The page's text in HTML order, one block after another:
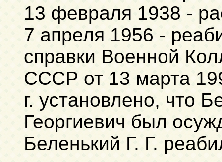
13 февраля 1938 -
7 апреля 1956 -
справки Военной
СССР от 13 марта
г. установлено, что
Георгиевич был
Беленький Г. Г.